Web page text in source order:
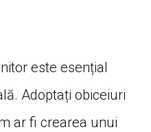
este esențial
Adoptați obiceiuri
ar fi crearea unui